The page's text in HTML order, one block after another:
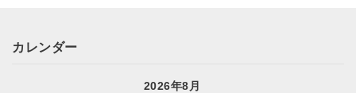
カレンダー
2026年8月